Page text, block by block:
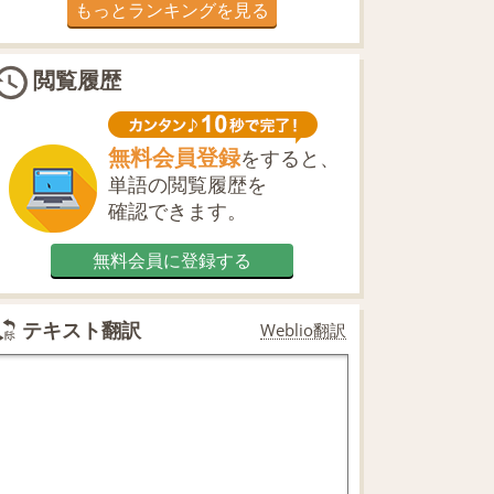
もっとランキングを見る
閲覧履歴
無料会員登録をすると、
単語の閲覧履歴を
確認できます。
無料会員に登録する
テキスト翻訳 Weblio翻訳